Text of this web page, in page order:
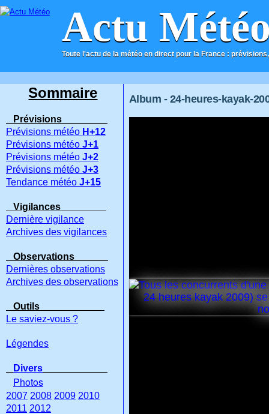
Actu
Toute l'actu de la météo en direct pour la France :
ACCUEIL CONTACT
Album - 24-heures-kayak-
Sommaire
Prévisions
Prévisions météo H+12
Prévisions météo J+1
Prévisions météo J+2
Prévisions météo J+3
Tendance météo J+15
Vigilances
Dernière vigilance
Archives des vigilances
Observations
Dernières observations
Archives des observations
Outils
Le saviez-vous ?
Légendes
Divers
Photos
2007 2008 2009 2010
2011 2012